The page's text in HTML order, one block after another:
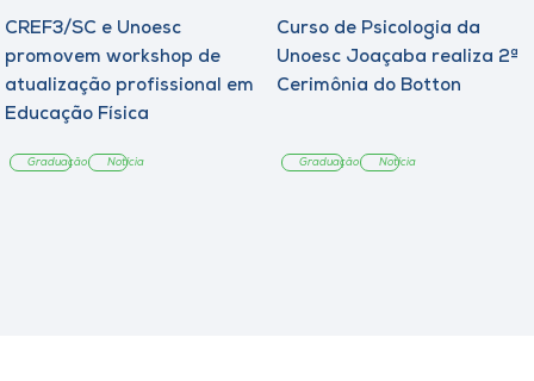
CREF3/SC e Unoesc
promovem workshop de
atualização profissional em
Educação Física
Graduação Notícia
Curso de Psicologia da
Unoesc Joaçaba realiza 2ª
Cerimônia do Botton
Graduação Notícia